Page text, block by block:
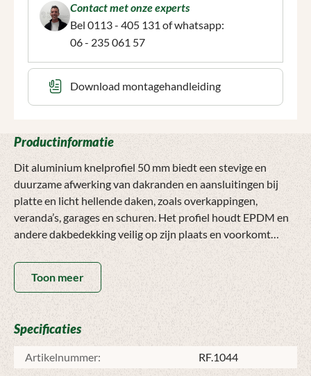
Contact met onze experts
Bel 0113 - 405 131 of whatsapp:
06 - 235 061 57
Download montagehandleiding
Productinformatie
Dit aluminium knelprofiel 50 mm biedt een stevige en
duurzame afwerking van dakranden en aansluitingen bij
platte en licht hellende daken, zoals overkappingen,
veranda’s, garages en schuren. Het profiel houdt EPDM en
andere dakbedekking veilig op zijn plaats en voorkomt
losraken, lekkages en vochtproblemen.
Gemaakt van hoogwaardig aluminium en voorzien van een
duurzame coating, is het knelprofiel bestand tegen corrosie
en alle weersinvloeden. Het praktische ontwerp maakt de
montage eenvoudig, geschikt voor zowel doe-het-zelvers
als professionals.
Toon meer
Specificaties
Artikelnummer: RF.1044